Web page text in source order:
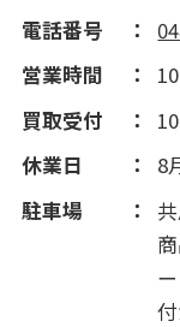
電話番号
営業時間
買取受付
休業日
8
駐車場